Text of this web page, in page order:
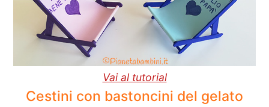
Vai al tutorial
Cestini con bastoncini del gelato